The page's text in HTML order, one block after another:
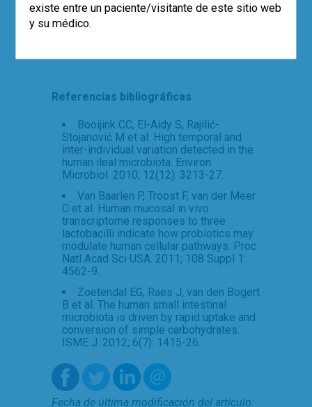
impacto en el intestino humano,aunque
parezca que están tan perdidos como
Referencias bibliográficas
Booijink CC, El-Aidy S, Rajilić-
Stojanović M et al. High temporal and
inter-individual variation detected in the
human ileal microbiota. Environ
Microbiol. 2010; 12(12): 3213-27.
Van Baarlen P, Troost F, van der Meer
C et al. Human mucosal in vivo
transcriptome responses to three
lactobacilli indicate how probiotics may
modulate human cellular pathways. Proc
Natl Acad Sci USA. 2011; 108 Suppl 1:
4562-9.
Zoetendal EG, Raes J, van den Bogert
B et al. The human small intestinal
microbiota is driven by rapid uptake and
conversion of simple carbohydrates.
ISME J. 2012; 6(7): 1415-26.
Fecha de última modificación del artículo:
existe entre un paciente/visitante de este sitio web
y su médico.